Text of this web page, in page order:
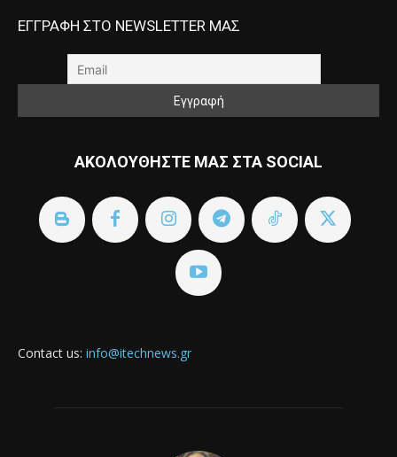
ΕΓΓΡΑΦΗ ΣΤΟ NEWSLETTER ΜΑΣ
ΑΚΟΛΟΥΘΗΣΤΕ ΜΑΣ ΣΤΑ SOCIAL
Contact us: info@itechnews.gr